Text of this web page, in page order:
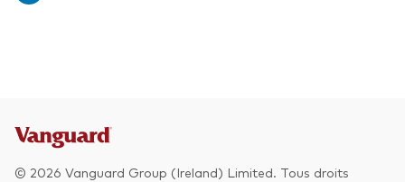
© 2026 Vanguard Group (Ireland) Limited. Tous droits